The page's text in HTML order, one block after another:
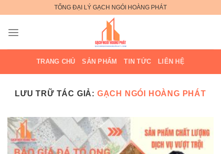
nội
TỔNG ĐẠI LÝ GẠCH NGÓI HOÀNG PHÁT
TRANG CHỦ SẢN PHẨM TIN TỨC LIÊN HỆ
LƯU TRỮ TÁC GIẢ: GẠCH NGÓI HOÀNG PHÁT